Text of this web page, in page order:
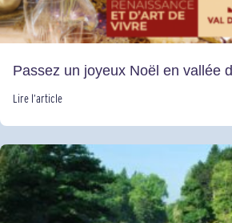
Passez un joyeux Noël en vallée
Lire l’article